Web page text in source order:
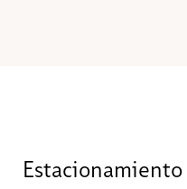
Estacionamiento